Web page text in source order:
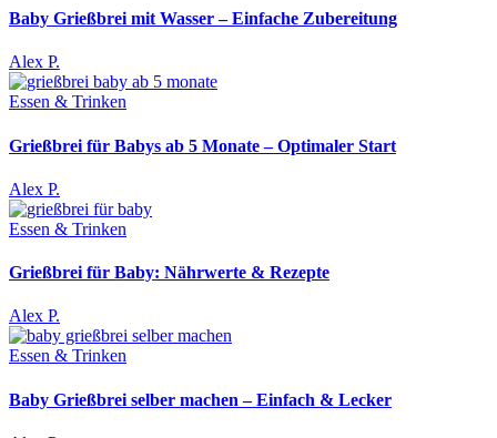
Baby Grießbrei mit Wasser – Einfache Zubereitung
Alex P.
Essen & Trinken
Grießbrei für Babys ab 5 Monate – Optimaler Start
Alex P.
Essen & Trinken
Grießbrei für Baby: Nährwerte & Rezepte
Alex P.
Essen & Trinken
Baby Grießbrei selber machen – Einfach & Lecker